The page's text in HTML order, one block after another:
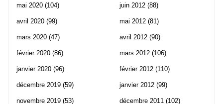
mai 2020 (104)
avril 2020 (99)
mars 2020 (47)
février 2020 (86)
janvier 2020 (96)
décembre 2019 (59)
novembre 2019 (53)
juin 2012 (88)
mai 2012 (81)
avril 2012 (90)
mars 2012 (106)
février 2012 (110)
janvier 2012 (99)
décembre 2011 (102)